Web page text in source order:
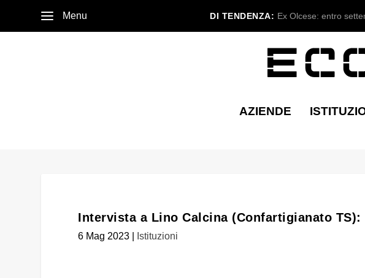
Menu DI TENDENZA: Ex Olcese: entro
AZIENDE
Intervista a Lino Calcina (Confartigianato
6 Mag 2023 Istituzioni